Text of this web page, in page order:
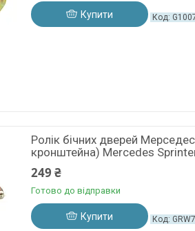
Купити
Ролік бічних дверей
кронштейна) Mercedes
249 ₴
Готово до відправки
Купити